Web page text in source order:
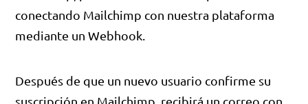
conectando Mailchimp con nuestra plataforma
mediante un Webhook.
Después de que un nuevo usuario confirme su
suscripción en Mailchimp, recibirá un correo con